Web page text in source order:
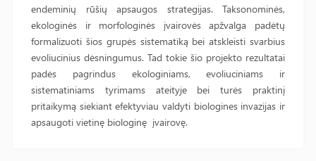
endeminių rūšių apsaugos strategijas. Taksonominės,
ekologinės ir morfologinės įvairovės apžvalga padėtų
formalizuoti šios grupės sistematiką bei atskleisti svarbius
evoliucinius dėsningumus. Tad tokie šio projekto rezultatai
padės pagrindus ekologiniams, evoliuciniams ir
sistematiniams tyrimams ateityje bei turės praktinį
pritaikymą siekiant efektyviau valdyti biologines invazijas ir
apsaugoti vietinę biologinę įvairovę.